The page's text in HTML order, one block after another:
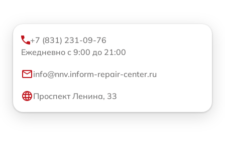
+7 (831) 231-09-76
Ежедневно с 9:00 до 21:00
info@nnv.inform-repair-center.ru
Проспект Ленина, 33